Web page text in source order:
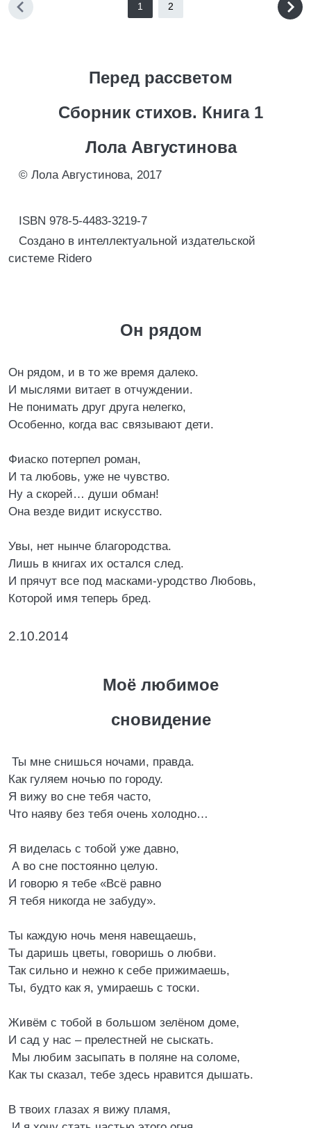
1 2
Перед рассветом
Сборник стихов. Книга 1
Лола Августинова
© Лола Августинова, 2017
ISBN 978-5-4483-3219-7
Создано в интеллектуальной издательской
системе Ridero
Он рядом
Он рядом, и в то же время далеко.
И мыслями витает в отчуждении.
Не понимать друг друга нелегко,
Особенно, когда вас связывают дети.
Фиаско потерпел роман,
И та любовь, уже не чувство.
Ну а скорей… души обман!
Она везде видит искусство.
Увы, нет нынче благородства.
Лишь в книгах их остался след.
И прячут все под масками-уродство Любовь,
Которой имя теперь бред.
2.10.2014
Моё любимое
сновидение
Ты мне снишься ночами, правда.
Как гуляем ночью по городу.
Я вижу во сне тебя часто,
Что наяву без тебя очень холодно…
Я виделась с тобой уже давно,
А во сне постоянно целую.
И говорю я тебе «Всё равно
Я тебя никогда не забуду».
Ты каждую ночь меня навещаешь,
Ты даришь цветы, говоришь о любви.
Так сильно и нежно к себе прижимаешь,
Ты, будто как я, умираешь с тоски.
Живём с тобой в большом зелёном доме,
И сад у нас – прелестней не сыскать.
Мы любим засыпать в поляне на соломе,
Как ты сказал, тебе здесь нравится дышать.
В твоих глазах я вижу пламя,